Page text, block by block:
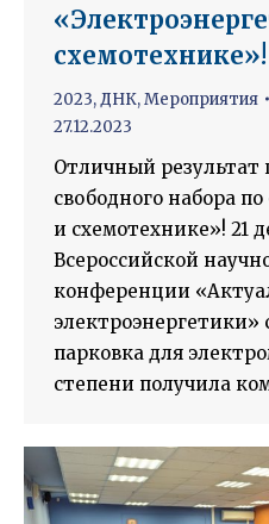
схемотехнике»!
2023,ДНК,Мероприятия
27.12.2023
Отличный результат
свободного набора
и схемотехнике»! 21
Всероссийской
конференции
электроэнергетики»
парковка для
степени получила